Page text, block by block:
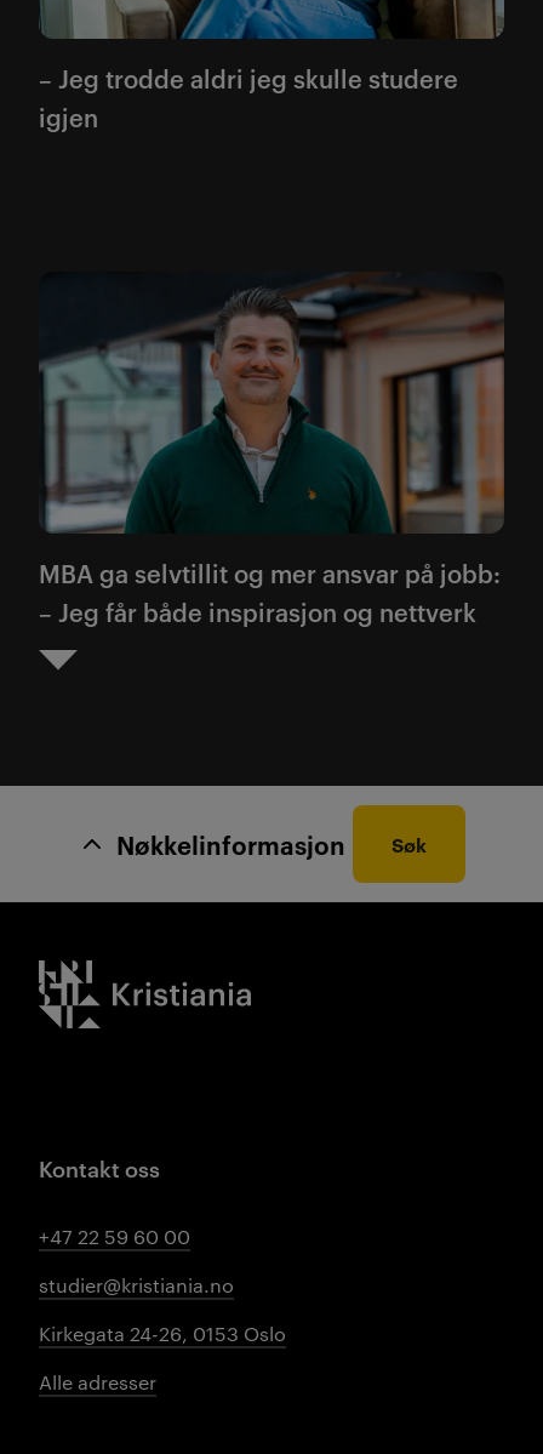
Nøkkelinformasjon Søk
– Jeg trodde aldri jeg skulle studere
igjen
MBA ga selvtillit og mer ansvar på jobb:
– Jeg får både inspirasjon og nettverk
Kristiania logo
Kontakt oss
+47 22 59 60 00
studier@kristiania.no
Kirkegata 24-26, 0153 Oslo
Alle adresser